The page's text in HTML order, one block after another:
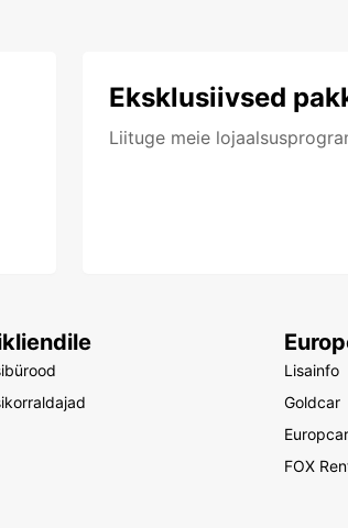
Eksklusiivsed
Liituge meie
Lisainfo
Goldcar
FOX